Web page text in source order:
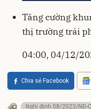
Tăng cường
thị trường trái
04:00, 04/12/
Chia sẻ Facebook
Nghị định 08/2023/NĐ-